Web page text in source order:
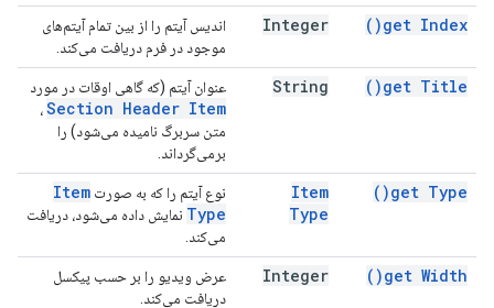
get Index(
)
Integer
اندیس آیتم را از بین تمام آیتم‌های
موجود در فرم دریافت می‌کند.
get Title(
)
String عنوان آیتم (که گاهی اوقات در مورد
Section Header Item،
متن سربرگ نامیده می‌شود) را
برمی‌گرداند.
get Type(
)
Item
Type
نوع آیتم را که به صورت Item
Type نمایش داده می‌شود، دریافت
می‌کند.
get Width(
)
Integer
عرض ویدیو را بر حسب پیکسل
دریافت می‌کند.